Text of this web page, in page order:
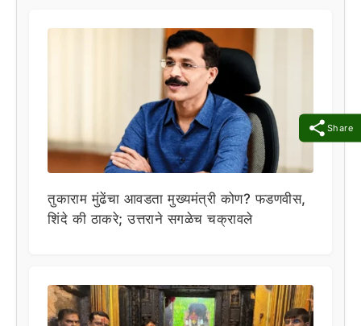
Share
तुकाराम मुंढेंचा आवडता मुख्यमंत्री कोण? फडणवीस,
शिंदे की ठाकरे; उत्तराने सगळेच चक्रावले